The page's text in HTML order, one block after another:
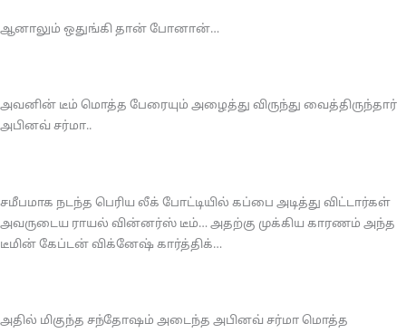
ஆனாலும் ஒதுங்கி தான் போனான்…
அவனின் டீம் மொத்த பேரையும் அழைத்து விருந்து வைத்திருந்தார்
அபினவ் சர்மா..
சமீபமாக நடந்த பெரிய லீக் போட்டியில் கப்பை அடித்து விட்டார்கள்
அவருடைய ராயல் வின்னர்ஸ் டீம்… அதற்கு முக்கிய காரணம் அந்த
டீமின் கேப்டன் விக்னேஷ் கார்த்திக்…
அதில் மிகுந்த சந்தோஷம் அடைந்த அபினவ் சர்மா மொத்த